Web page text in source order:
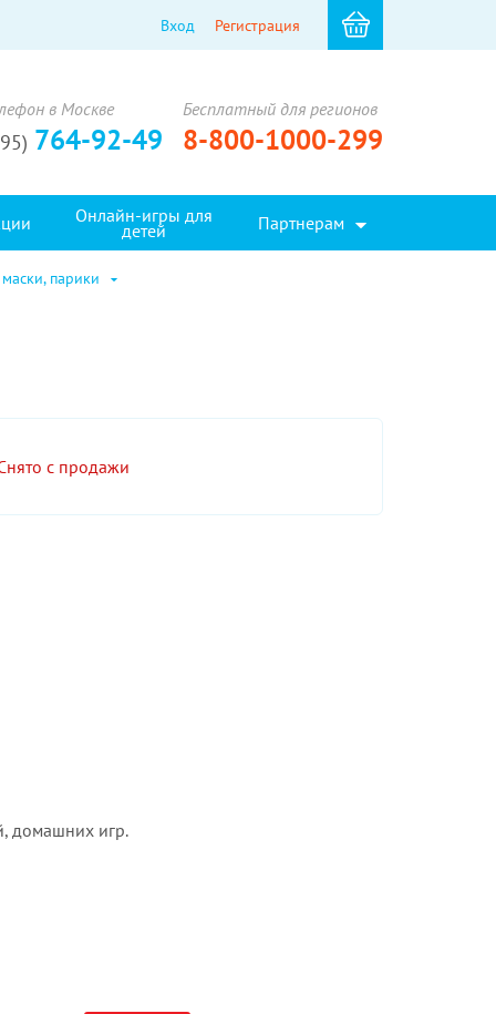
Вход Регистрация
в Москве
764-92-49
Бесплатный для регионов
8-800-1000-299
Онлайн-игры для
детей Партнерам
парики
с продажи
домашних игр.